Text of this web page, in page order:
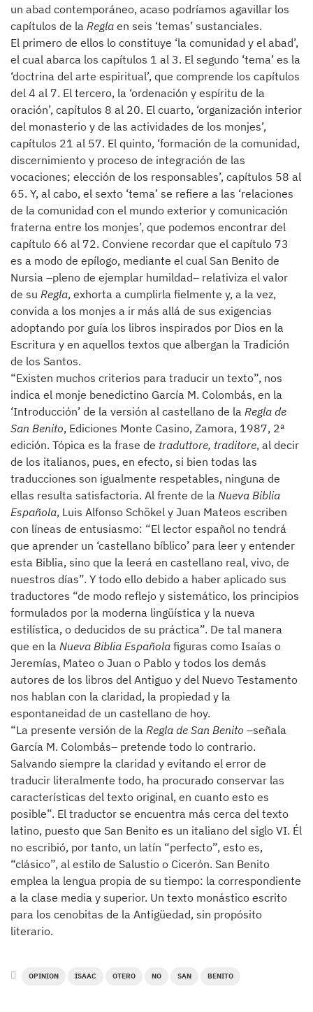
un abad contemporáneo, acaso podríamos agavillar los
capítulos de la Regla en seis ‘temas’ sustanciales.
El primero de ellos lo constituye ‘la comunidad y el abad’,
el cual abarca los capítulos 1 al 3. El segundo ‘tema’ es la
‘doctrina del arte espiritual’, que comprende los capítulos
del 4 al 7. El tercero, la ‘ordenación y espíritu de la
oración’, capítulos 8 al 20. El cuarto, ‘organización interior
del monasterio y de las actividades de los monjes’,
capítulos 21 al 57. El quinto, ‘formación de la comunidad,
discernimiento y proceso de integración de las
vocaciones; elección de los responsables’, capítulos 58 al
65. Y, al cabo, el sexto ‘tema’ se refiere a las ‘relaciones
de la comunidad con el mundo exterior y comunicación
fraterna entre los monjes’, que podemos encontrar del
capítulo 66 al 72. Conviene recordar que el capítulo 73
es a modo de epílogo, mediante el cual San Benito de
Nursia –pleno de ejemplar humildad– relativiza el valor
de su Regla, exhorta a cumplirla fielmente y, a la vez,
convida a los monjes a ir más allá de sus exigencias
adoptando por guía los libros inspirados por Dios en la
Escritura y en aquellos textos que albergan la Tradición
de los Santos.
“Existen muchos criterios para traducir un texto”, nos
indica el monje benedictino García M. Colombás, en la
‘Introducción’ de la versión al castellano de la Regla de
San Benito, Ediciones Monte Casino, Zamora, 1987, 2ª
edición. Tópica es la frase de traduttore, traditore, al decir
de los italianos, pues, en efecto, si bien todas las
traducciones son igualmente respetables, ninguna de
ellas resulta satisfactoria. Al frente de la Nueva Biblia
Española, Luis Alfonso Schökel y Juan Mateos escriben
con líneas de entusiasmo: “El lector español no tendrá
que aprender un ‘castellano bíblico’ para leer y entender
esta Biblia, sino que la leerá en castellano real, vivo, de
nuestros días”. Y todo ello debido a haber aplicado sus
traductores “de modo reflejo y sistemático, los principios
formulados por la moderna lingüística y la nueva
estilística, o deducidos de su práctica”. De tal manera
que en la Nueva Biblia Española figuras como Isaías o
Jeremías, Mateo o Juan o Pablo y todos los demás
autores de los libros del Antiguo y del Nuevo Testamento
nos hablan con la claridad, la propiedad y la
espontaneidad de un castellano de hoy.
“La presente versión de la Regla de San Benito –señala
García M. Colombás– pretende todo lo contrario.
Salvando siempre la claridad y evitando el error de
traducir literalmente todo, ha procurado conservar las
características del texto original, en cuanto esto es
posible”. El traductor se encuentra más cerca del texto
latino, puesto que San Benito es un italiano del siglo VI. Él
no escribió, por tanto, un latín “perfecto”, esto es,
“clásico”, al estilo de Salustio o Cicerón. San Benito
emplea la lengua propia de su tiempo: la correspondiente
a la clase media y superior. Un texto monástico escrito
para los cenobitas de la Antigüedad, sin propósito
literario.
OPINION ISAAC OTERO NO SAN BENITO